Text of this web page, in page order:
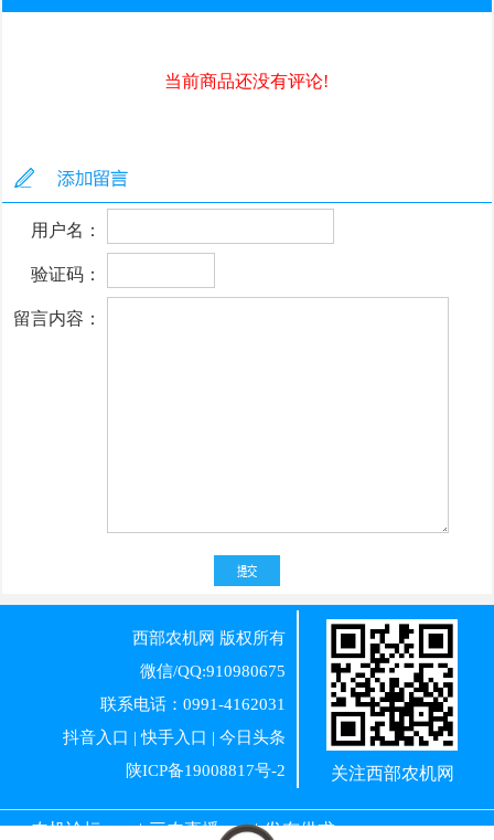
当前商品还没有评论!
用户名：
验证码：
留言内容：
西部农机网 版权所有
微信/QQ:910980675
联系电话：0991-4162031
抖音入口 |快手入口 | 今日头条
陕ICP备19008817号-2
关注西部农机网
农机论坛 | 三农直播 | 发布供求